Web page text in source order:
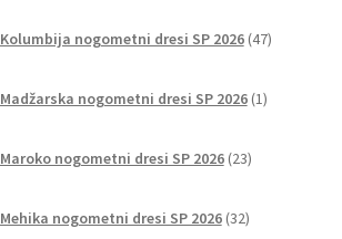
Kolumbija nogometni dresi SP 2026 47izdelkov
Madžarska nogometni dresi SP 2026 1izdelek
Maroko nogometni dresi SP 2026 23izdelkov
Mehika nogometni dresi SP 2026 32izdelkov